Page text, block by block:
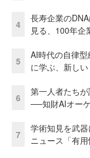
4
長寿企業の
見る、100年企
5
AI時代の自律
に学ぶ、新し
6
第一人者たち
──知財AIオー
7
学術知見を武
ニュース「有用